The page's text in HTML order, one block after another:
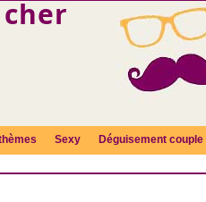
Sexy Déguisement couple